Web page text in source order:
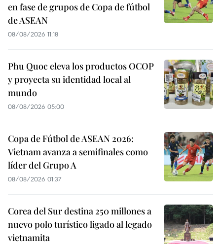
en fase de grupos de Copa de fútbol
de ASEAN
08/08/2026 11:18
Phu Quoc eleva los productos OCOP
y proyecta su identidad local al
mundo
08/08/2026 05:00
Copa de Fútbol de ASEAN 2026:
Vietnam avanza a semifinales como
líder del Grupo A
08/08/2026 01:37
Corea del Sur destina 250 millones a
nuevo polo turístico ligado al legado
vietnamita